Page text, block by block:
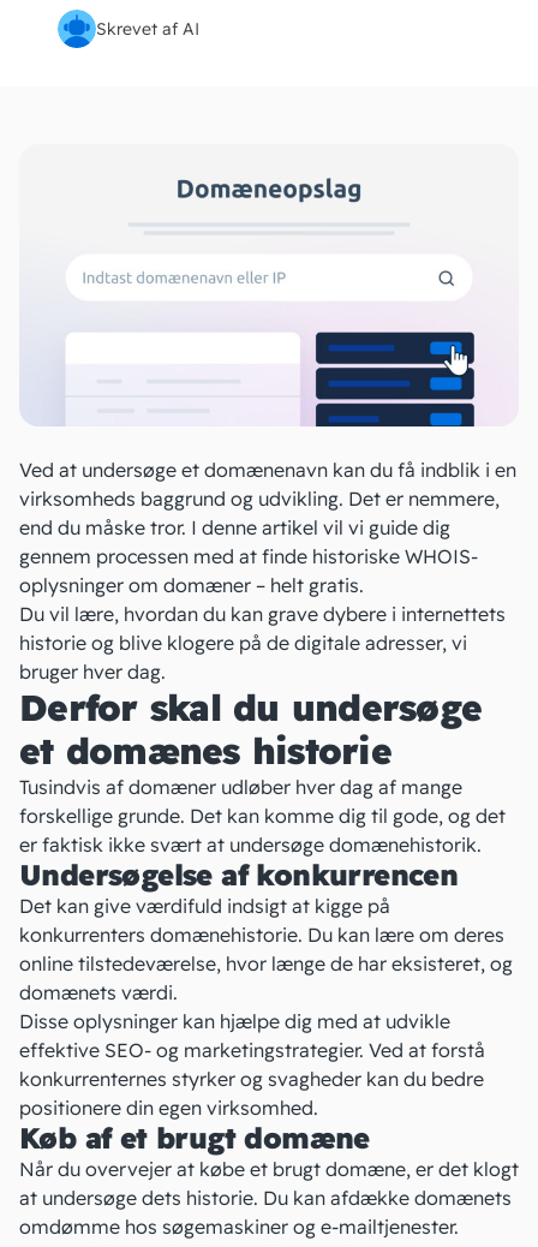
Skrevet af AI
Ved at undersøge et domænenavn kan du få indblik i en
virksomheds baggrund og udvikling. Det er nemmere,
end du måske tror. I denne artikel vil vi guide dig
gennem processen med at finde historiske WHOIS-
oplysninger om domæner – helt gratis.
Du vil lære, hvordan du kan grave dybere i internettets
historie og blive klogere på de digitale adresser, vi
bruger hver dag.
Derfor skal du undersøge
et domænes historie
Tusindvis af domæner udløber hver dag af mange
forskellige grunde. Det kan komme dig til gode, og det
er faktisk ikke svært at undersøge domænehistorik.
Undersøgelse af konkurrencen
Det kan give værdifuld indsigt at kigge på
konkurrenters domænehistorie. Du kan lære om deres
online tilstedeværelse, hvor længe de har eksisteret, og
domænets værdi.
Disse oplysninger kan hjælpe dig med at udvikle
effektive SEO- og marketingstrategier. Ved at forstå
konkurrenternes styrker og svagheder kan du bedre
positionere din egen virksomhed.
Køb af et brugt domæne
Når du overvejer at købe et brugt domæne, er det klogt
at undersøge dets historie. Du kan afdække domænets
omdømme hos søgemaskiner og e-mailtjenester.